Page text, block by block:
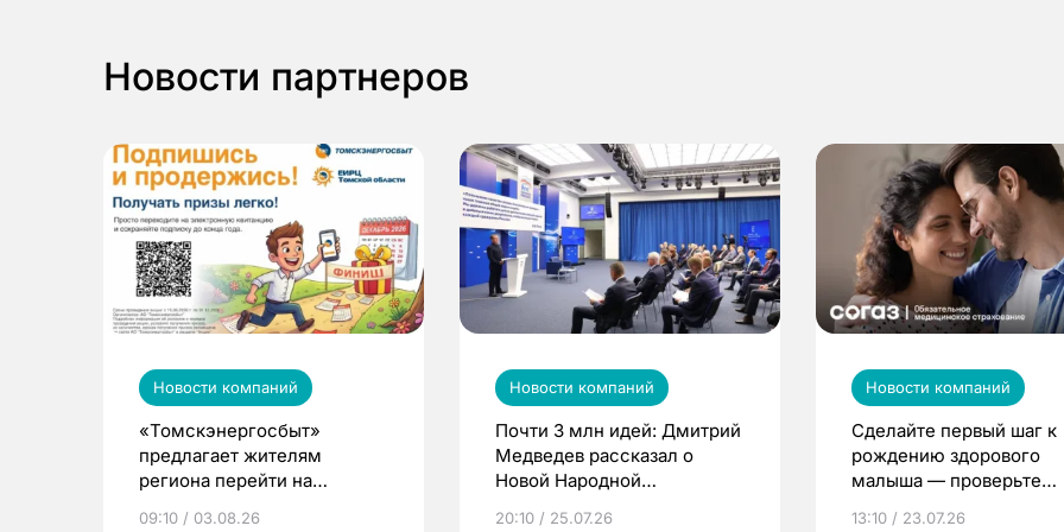
Новости партнеров
Новости компаний
«Томскэнергосбыт»
предлагает жителям
региона перейти на
09:10 / 03.08.26
Новости компаний
Почти 3 млн идей: Дмитрий
Медведев рассказал о
Новой Народной
20:10 / 25.07.26
Новости компаний
Сделайте первый шаг к
рождению здорового
малыша — проверьте
13:10 / 23.07.26